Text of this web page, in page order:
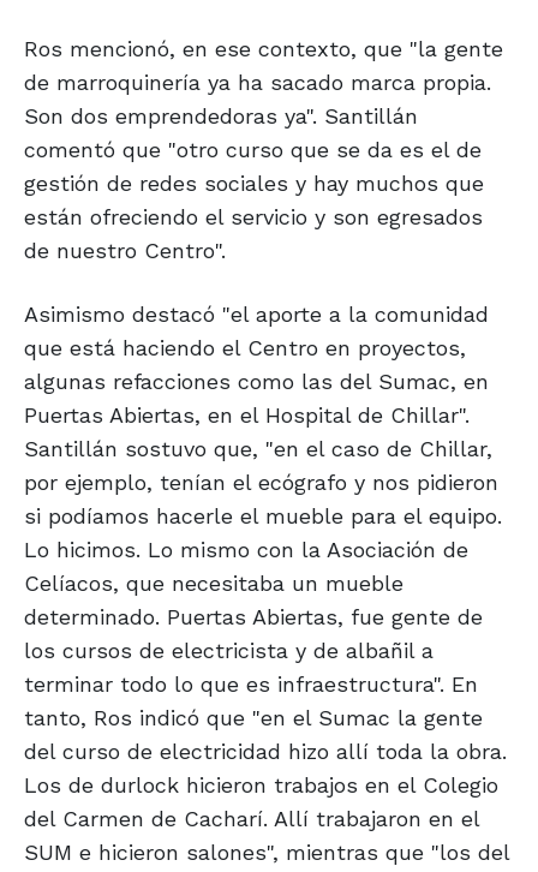
Ros mencionó, en ese contexto, que "la gente
de marroquinería ya ha sacado marca propia.
Son dos emprendedoras ya". Santillán
comentó que "otro curso que se da es el de
gestión de redes sociales y hay muchos que
están ofreciendo el servicio y son egresados
de nuestro Centro".
Asimismo destacó "el aporte a la comunidad
que está haciendo el Centro en proyectos,
algunas refacciones como las del Sumac, en
Puertas Abiertas, en el Hospital de Chillar".
Santillán sostuvo que, "en el caso de Chillar,
por ejemplo, tenían el ecógrafo y nos pidieron
si podíamos hacerle el mueble para el equipo.
Lo hicimos. Lo mismo con la Asociación de
Celíacos, que necesitaba un mueble
determinado. Puertas Abiertas, fue gente de
los cursos de electricista y de albañil a
terminar todo lo que es infraestructura". En
tanto, Ros indicó que "en el Sumac la gente
del curso de electricidad hizo allí toda la obra.
Los de durlock hicieron trabajos en el Colegio
del Carmen de Cacharí. Allí trabajaron en el
SUM e hicieron salones", mientras que "los del